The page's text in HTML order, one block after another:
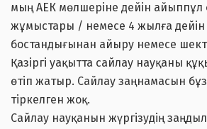
мың АЕК мөлшеріне дейін айыппұл
жұмыстары / немесе 4 жылға дейін
бостандығынан айыру немесе
Қазіргі уақытта сайлау науқаны
өтіп жатыр. Сайлау заңнамасын
тіркелген жоқ.
Сайлау науқанын жүргізудің